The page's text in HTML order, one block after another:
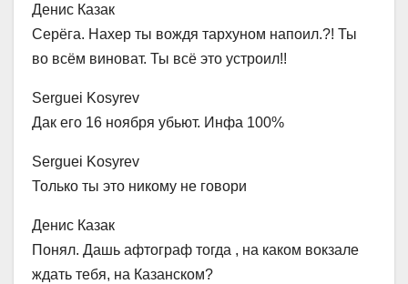
Денис Казак
Серёга. Нахер ты вождя тархуном напоил.?! Ты
во всём виноват. Ты всё это устроил!!
Serguei Kosyrev
Дак его 16 ноября убьют. Инфа 100%
Serguei Kosyrev
Только ты это никому не говори
Денис Казак
Понял. Дашь афтограф тогда , на каком вокзале
ждать тебя, на Казанском?